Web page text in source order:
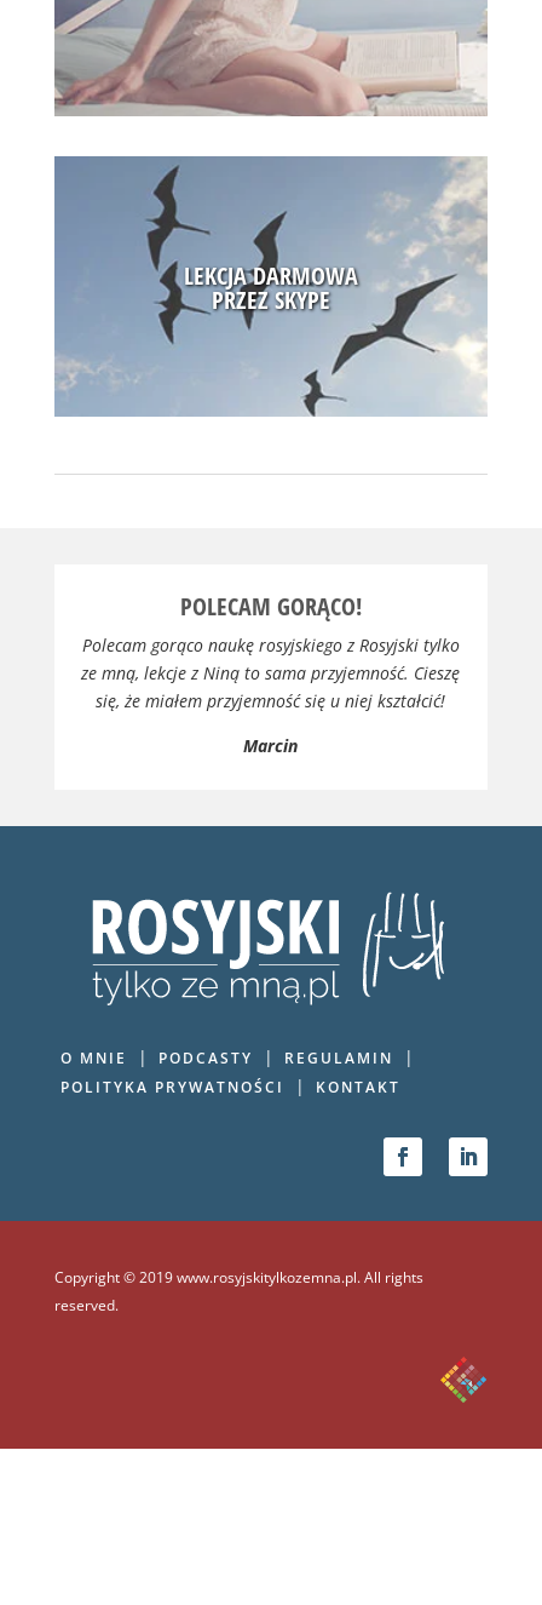
Rosyjski Tylko Ze Mną proponuję następujące usługi:
NAUKĘ języka rosyjskiego na wszystkich poziomach
zaawansowania, w tym podcasty, lekcje przez skype
(indywidualne i grupowe), testy.
RÓŻNE MOŻLIWOŚCI
LEKCJA DARMOWA
PRZEZ SKYPE
SPRAWDŻ JUŻ TERAZ!
POLECAM GORĄCO!
Polecam gorąco naukę rosyjskiego z Rosyjski tylko
ze mną, lekcje z Niną to sama przyjemność. Cieszę
się, że miałem przyjemność się u niej kształcić!
Marcin
O MNIE | PODCASTY | REGULAMIN |
POLITYKA PRYWATNOŚCI | KONTAKT
Copyright © 2019 www.rosyjskitylkozemna.pl. All rights
reserved.